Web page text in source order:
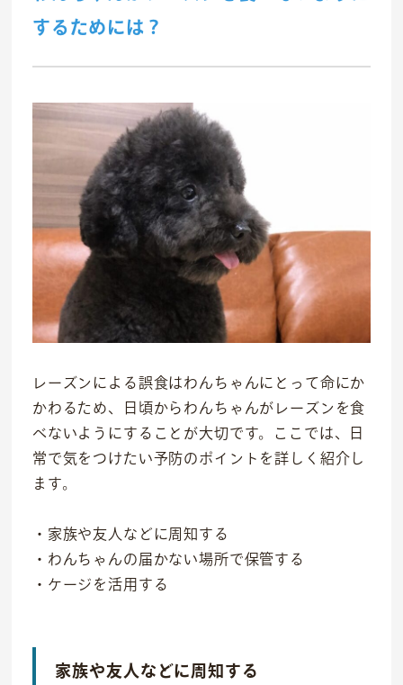
するためには？
レーズンによる誤食はわんちゃんにとって命にか
かわるため、日頃からわんちゃんがレーズンを食
べないようにすることが大切です。ここでは、日
常で気をつけたい予防のポイントを詳しく紹介し
ます。
・家族や友人などに周知する
・わんちゃんの届かない場所で保管する
・ケージを活用する
家族や友人などに周知する